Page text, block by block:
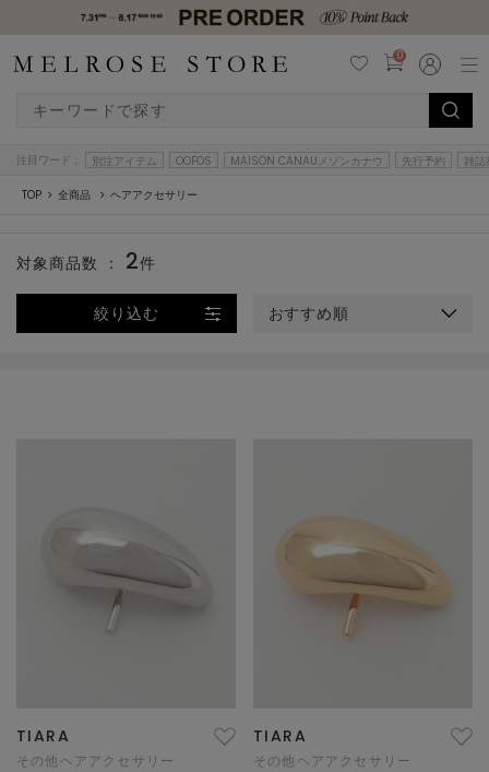
0
注目ワード： 別注アイテム OOFOS MAISON CANAUメゾンカナウ 先行予約 雑誌
TOP 全商品 ヘアアクセサリー
絞り込む おすすめ順
対象商品数 ： 2件
TIARA
その他ヘアアクセサリー
TIARA
その他ヘアアクセサリー